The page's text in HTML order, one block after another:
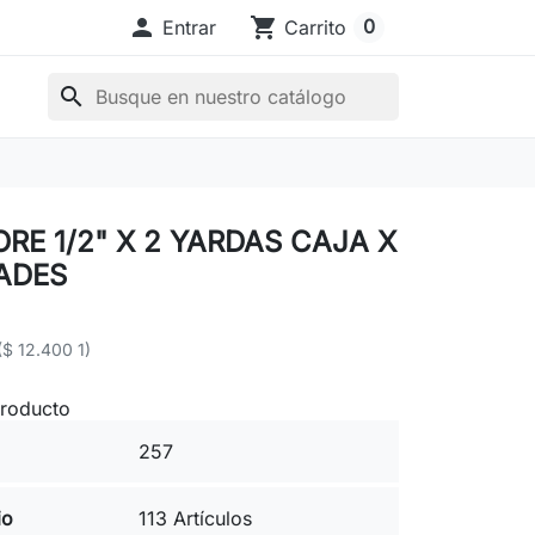
 Entrar shopping_cart Carrito 0
search
1/2" X 2 YARDAS CAJA X
12.400 1)
257
113 Artículos